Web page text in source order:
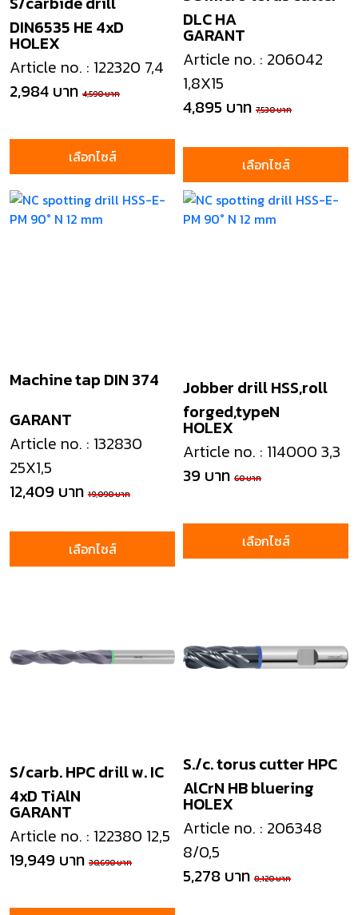
HOLEX
DIN6535 HE 4xD
Article no. : 122320 7,4
2,984 บาท 4,590 บาท
เลือกไซส์
GARANT
DLC HA
Article no. : 206042
1,8X15
4,895 บาท 7,530 บาท
เลือกไซส์
GARANT
Machine tap DIN 374
Article no. : 132830
25X1,5
12,409 บาท 19,090 บาท
เลือกไซส์
HOLEX
Jobber drill HSS,roll
forged,typeN
Article no. : 114000 3,3
39 บาท 60 บาท
เลือกไซส์
GARANT
S/carb. HPC drill w. IC
4xD TiAlN
Article no. : 122380 12,5
19,949 บาท 30,690 บาท
HOLEX
S./c. torus cutter HPC
AlCrN HB bluering
Article no. : 206348
8/0,5
5,278 บาท 8,120 บาท